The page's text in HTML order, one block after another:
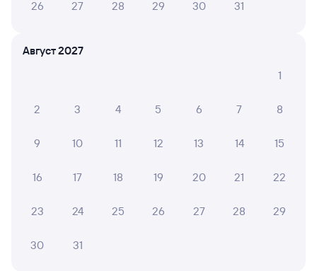
26 27 28 29 30 31
Август 2027
1
2 3 4 5 6 7 8
9 10 11 12 13 14 15
16 17 18 19 20 21 22
23 24 25 26 27 28 29
30 31